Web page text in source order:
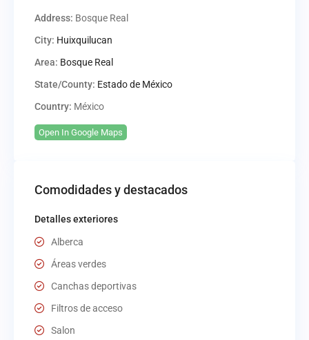
Address: Bosque Real
City: Huixquilucan
Area: Bosque Real
State/County: Estado de México
Country: México
Open In Google Maps
Comodidades y destacados
Detalles exteriores
Alberca
Áreas verdes
Canchas deportivas
Filtros de acceso
Salon